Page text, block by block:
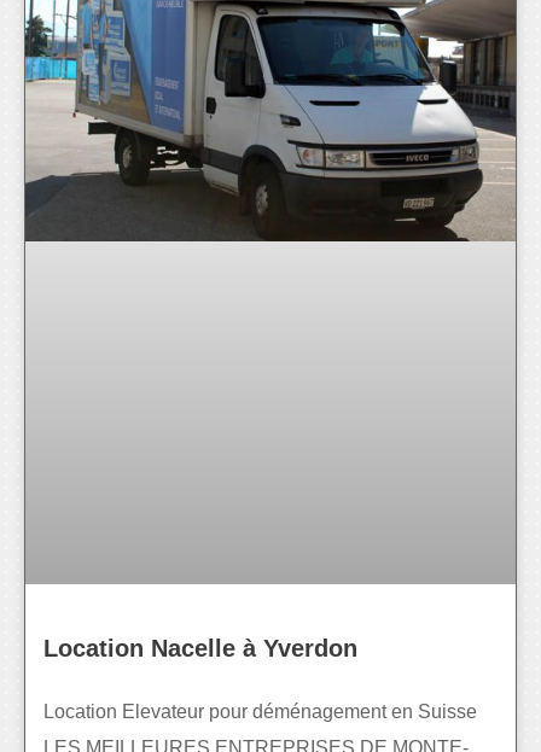
Location Nacelle à Yverdon
Location Elevateur pour déménagement en Suisse
LES MEILLEURES ENTREPRISES DE MONTE-